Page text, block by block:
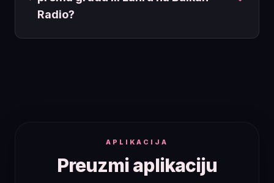
Radio?
APLIKACIJA
Preuzmi aplikaciju